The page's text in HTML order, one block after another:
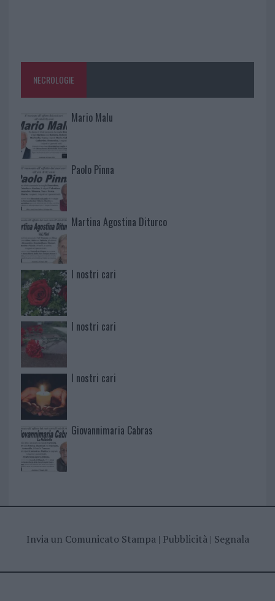
NECROLOGIE
Mario Malu
Paolo Pinna
Martina Agostina Diturco
I nostri cari
I nostri cari
I nostri cari
Giovannimaria Cabras
Invia un Comunicato Stampa| Pubblicità| Segnala